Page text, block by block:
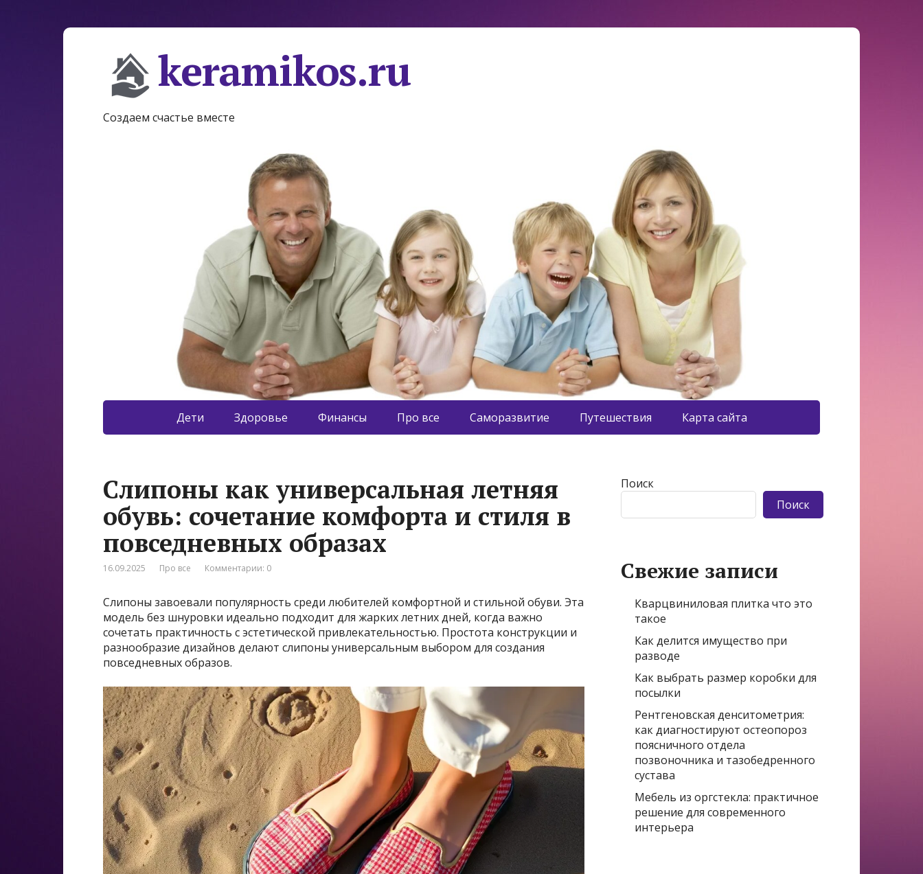
keramikos.ru
Создаем счастье вместе
Дети Здоровье Финансы Про все Саморазвитие Путешествия Карта сайта
Слипоны как универсальная летняя
обувь: сочетание комфорта и стиля в
повседневных образах
16.09.2025 Про все Комментарии: 0
Слипоны завоевали популярность среди любителей комфортной и стильной обуви. Эта
модель без шнуровки идеально подходит для жарких летних дней, когда важно
сочетать практичность с эстетической привлекательностью. Простота конструкции и
разнообразие дизайнов делают слипоны универсальным выбором для создания
повседневных образов.
Поиск
Поиск
Свежие записи
Кварцвиниловая плитка что это
такое
Как делится имущество при
разводе
Как выбрать размер коробки для
посылки
Рентгеновская денситометрия:
как диагностируют остеопороз
поясничного отдела
позвоночника и тазобедренного
сустава
Мебель из оргстекла: практичное
решение для современного
интерьера